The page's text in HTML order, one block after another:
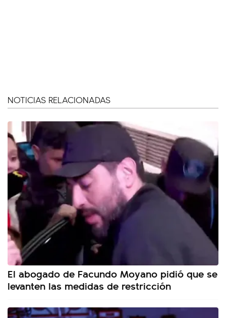
NOTICIAS RELACIONADAS
El abogado de Facundo Moyano pidió que se
levanten las medidas de restricción